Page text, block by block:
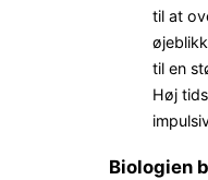
til at
til en
Høj
Biologien